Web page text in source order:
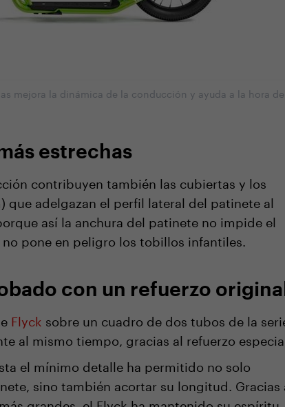
mejora la dinámica de la conducción y ayuda a la hora de
estrechas
contribuyen también las cubiertas y los
que adelgazan el perfil lateral del patinete al
así la anchura del patinete no impide el
pone en peligro los tobillos infantiles.
con un refuerzo original
Flyck sobre un cuadro de dos tubos de la
al mismo tiempo, gracias al refuerzo
el mínimo detalle ha permitido no solo
sino también acortar su longitud. Gracias